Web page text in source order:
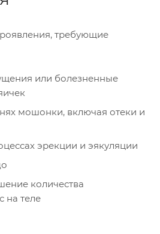
требующие
или болезненные
мошонки, включая отеки и
эрекции и эякуляции
количества
на теле